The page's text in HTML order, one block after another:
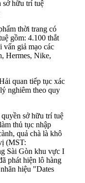
sở hữu trí tuệ
thời trang có
gồm: 4.100 thắt
giả mạo các
Hermes, Nike,
quan tiếp tục xác
nghiêm theo quy
sở hữu trí tuệ
thủ tục nhập
quả chà là khô
(MST:
Sài Gòn khu vực I
phát hiện lô hàng
hiệu "Dates